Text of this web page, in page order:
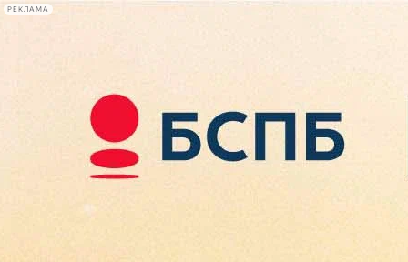
РЕКЛАМА
Сегодня:
2026.08.09
14:32
Афиша Plus